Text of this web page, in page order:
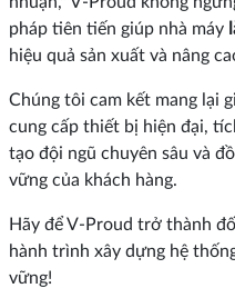
pháp tiên tiến giúp nhà máy
hiệu quả sản xuất và nâng
Chúng tôi cam kết mang lại
cung cấp thiết bị hiện đại,
tạo đội ngũ chuyên sâu và
vững của khách hàng.
Hãy để V-Proud trở thành
hành trình xây dựng hệ
vững!